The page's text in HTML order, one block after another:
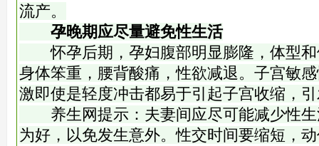
流产。
孕晚期应尽量避免性生活
怀孕后期，孕妇腹部明显膨隆，体型和
身体笨重，腰背酸痛，性欲减退。子宫敏
激即使是轻度冲击都易于引起子宫收缩，
养生网提示：夫妻间应尽可能减少性生
为好，以免发生意外。性交时间要缩短，